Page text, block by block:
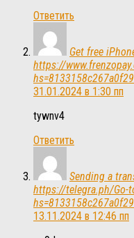
Ответить
Get free
https://
31.01.2024 в 1:30 пп
tywnv4
Ответить
Sending a
https://telegra.ph/Go-
13.11.2024 в 12:46 пп